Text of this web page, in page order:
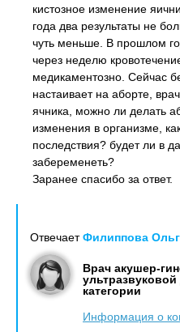
кистозное изменение
года два результаты не
чуть меньше. В прошлом
через неделю
медикаментозно. Сейчас
настаивает на аборте,
ячника, можно ли делать
изменения в организме,
последствия? будет ли в
забеременеть?
Заранее спасибо за ответ.
ОтвечаетФилиппова
Врач акушер-
категории
Информация о